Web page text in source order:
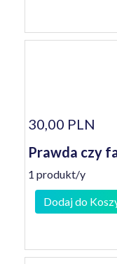
30,00 PLN
Prawda czy
1 produkt/y
Dodaj do